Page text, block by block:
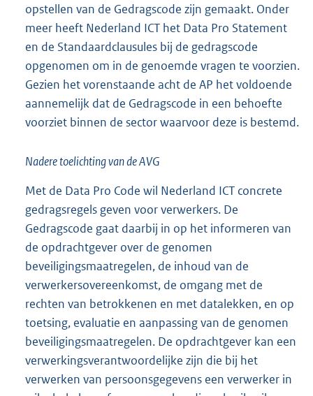
opstellen van de Gedragscode zijn gemaakt. Onder
meer heeft Nederland ICT het Data Pro Statement
en de Standaardclausules bij de gedragscode
opgenomen om in de genoemde vragen te voorzien.
Gezien het vorenstaande acht de AP het voldoende
aannemelijk dat de Gedragscode in een behoefte
voorziet binnen de sector waarvoor deze is bestemd.
Nadere toelichting van de AVG
Met de Data Pro Code wil Nederland ICT concrete
gedragsregels geven voor verwerkers. De
Gedragscode gaat daarbij in op het informeren van
de opdrachtgever over de genomen
beveiligingsmaatregelen, de inhoud van de
verwerkersovereenkomst, de omgang met de
rechten van betrokkenen en met datalekken, en op
toetsing, evaluatie en aanpassing van de genomen
beveiligingsmaatregelen. De opdrachtgever kan een
verwerkingsverantwoordelijke zijn die bij het
verwerken van persoonsgegevens een verwerker in